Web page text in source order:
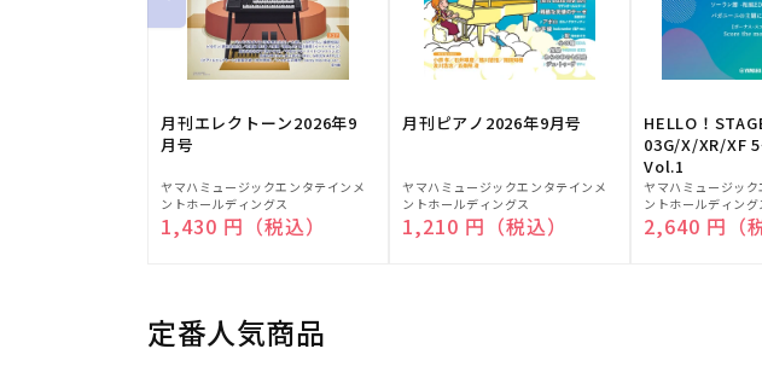
月刊エレクトーン2026年9
月号
販
売
元:
ヤマハミュージックエンタテインメ
ントホールディングス
通常価格
1,430 円（税込）
月刊ピアノ2026年9月号
販
売
元:
ヤマハミュージックエンタテインメ
ントホールディングス
通常価格
1,210 円（税込）
HELLO！
03G/X/XR/XF
Vol.1
販
売
元:
ヤマハミュージッ
ントホールディング
通常価格
2,640 円（税
定番人気商品